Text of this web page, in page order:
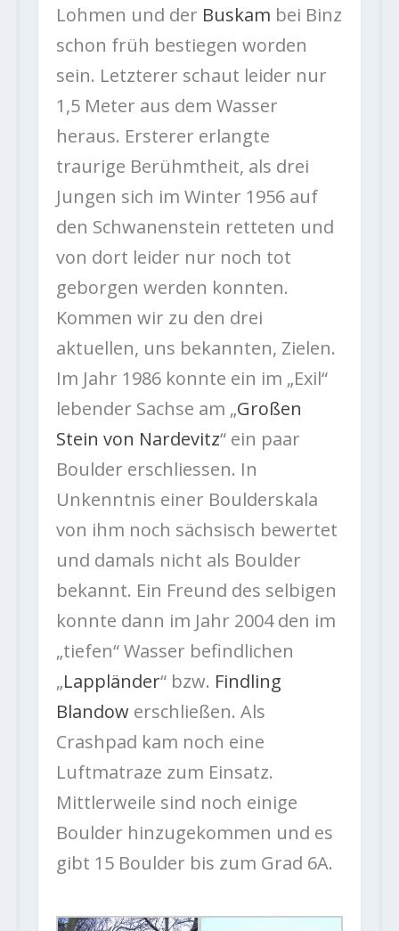
Lohmen und der Buskam bei Binz
schon früh bestiegen worden
sein. Letzterer schaut leider nur
1,5 Meter aus dem Wasser
heraus. Ersterer erlangte
traurige Berühmtheit, als drei
Jungen sich im Winter 1956 auf
den Schwanenstein retteten und
von dort leider nur noch tot
geborgen werden konnten.
Kommen wir zu den drei
aktuellen, uns bekannten, Zielen.
Im Jahr 1986 konnte ein im „Exil“
lebender Sachse am „Großen
Stein von Nardevitz“ ein paar
Boulder erschliessen. In
Unkenntnis einer Boulderskala
von ihm noch sächsisch bewertet
und damals nicht als Boulder
bekannt. Ein Freund des selbigen
konnte dann im Jahr 2004 den im
„tiefen“ Wasser befindlichen
„Lappländer“ bzw. Findling
Blandowerschließen. Als
Crashpad kam noch eine
Luftmatraze zum Einsatz.
Mittlerweile sind noch einige
Boulder hinzugekommen und es
gibt 15 Boulder bis zum Grad 6A.